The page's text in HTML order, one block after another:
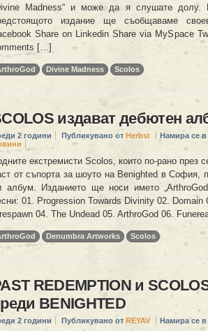
Madness“ и може да я слушате долу.
издание ще съобщаваме
Share on Linkedin Share via MySpace
[…]
Divine Madness Scolos
издават дебютен
2 години Публикувано от Herbst Намира се в
екстремисти Scolos, които по-рано през
от съпорта за шоуто на Benighted в София,
албум. Изданието ще носи името
01. Progression Towards Divinity 02.
04. The Undead 05. ArthroGod 06.
Denumbra Artworks Scolos
REDEMPTION и
BENIGHTED
2 години Публикувано от REYAV Намира се в